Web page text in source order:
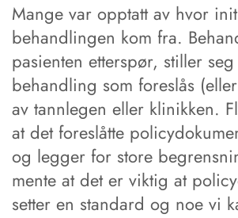
Mange var opptatt av hvor
behandlingen kom fra.
pasienten etterspør, stiller
behandling som foreslås
av tannlegen eller klinikken.
at det foreslåtte
og legger for store
mente at det er viktig at
setter en standard og noe vi